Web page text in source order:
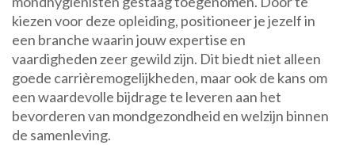
kiezen voor deze opleiding, positioneer je jezelf in
een branche waarin jouw expertise en
vaardigheden zeer gewild zijn. Dit biedt niet alleen
goede carrièremogelijkheden, maar ook de kans om
een waardevolle bijdrage te leveren aan het
bevorderen van mondgezondheid en welzijn binnen
de samenleving.